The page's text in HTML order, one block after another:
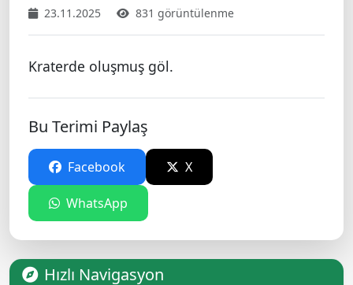
23.11.2025 831 görüntülenme
Kraterde oluşmuş göl.
Bu Terimi Paylaş
Facebook X
WhatsApp
Hızlı Navigasyon